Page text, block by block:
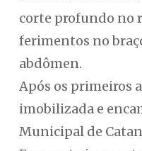
corte profundo no
ferimentos no
abdômen.
Após os primeiros
imobilizada e
Municipal de